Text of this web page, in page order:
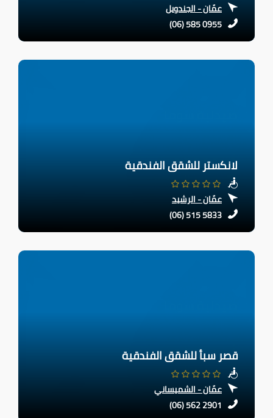
عمّان - الجندويل
(06) 585 0955
لانكستر للشقق الفندقية
عمّان - الرشيد
(06) 515 5833
قصر سبأ للشقق الفندقية
عمّان - الشميساني
(06) 562 2901